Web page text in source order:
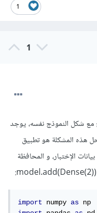
1
1
مع شكل النموذج نفسه، يوجد
هذه المشكلة هو تطبيق
الإختبار، و المحافظة
import numpy as